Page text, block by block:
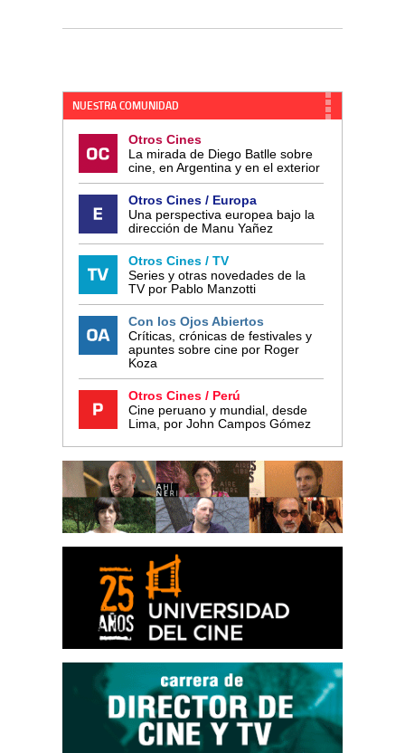
NUESTRA COMUNIDAD
Otros Cines
La mirada de Diego Batlle sobre
cine, en Argentina y en el exterior
Otros Cines / Europa
Una perspectiva europea bajo la
dirección de Manu Yañez
Otros Cines / TV
Series y otras novedades de la
TV por Pablo Manzotti
Con los Ojos Abiertos
Críticas, crónicas de festivales y
apuntes sobre cine por Roger
Koza
Otros Cines / Perú
Cine peruano y mundial, desde
Lima, por John Campos Gómez